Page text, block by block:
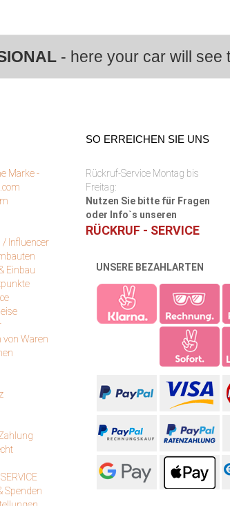
- here your car will see
Marke -
/ Influencer
Einbau
von Waren
Spenden
SO ERREICHEN SIE UNS
Rückruf-Service Montag bis
Freitag:
Nutzen Sie bitte für Fragen
oder Info`s unseren
RÜCKRUF - SERVICE
UNSERE BEZAHLARTEN